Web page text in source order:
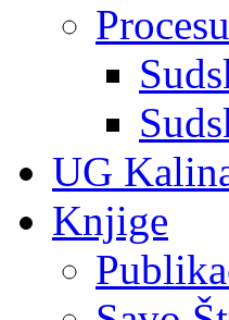
UG
Knjige